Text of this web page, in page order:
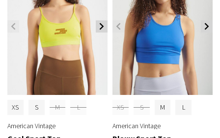
XS S M L
American Vintage
XS S M L
American Vintage